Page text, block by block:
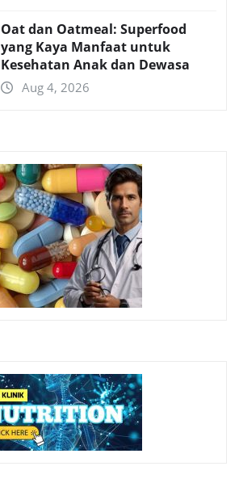
Oat dan Oatmeal: Superfood
yang Kaya Manfaat untuk
Kesehatan Anak dan Dewasa
Aug 4, 2026